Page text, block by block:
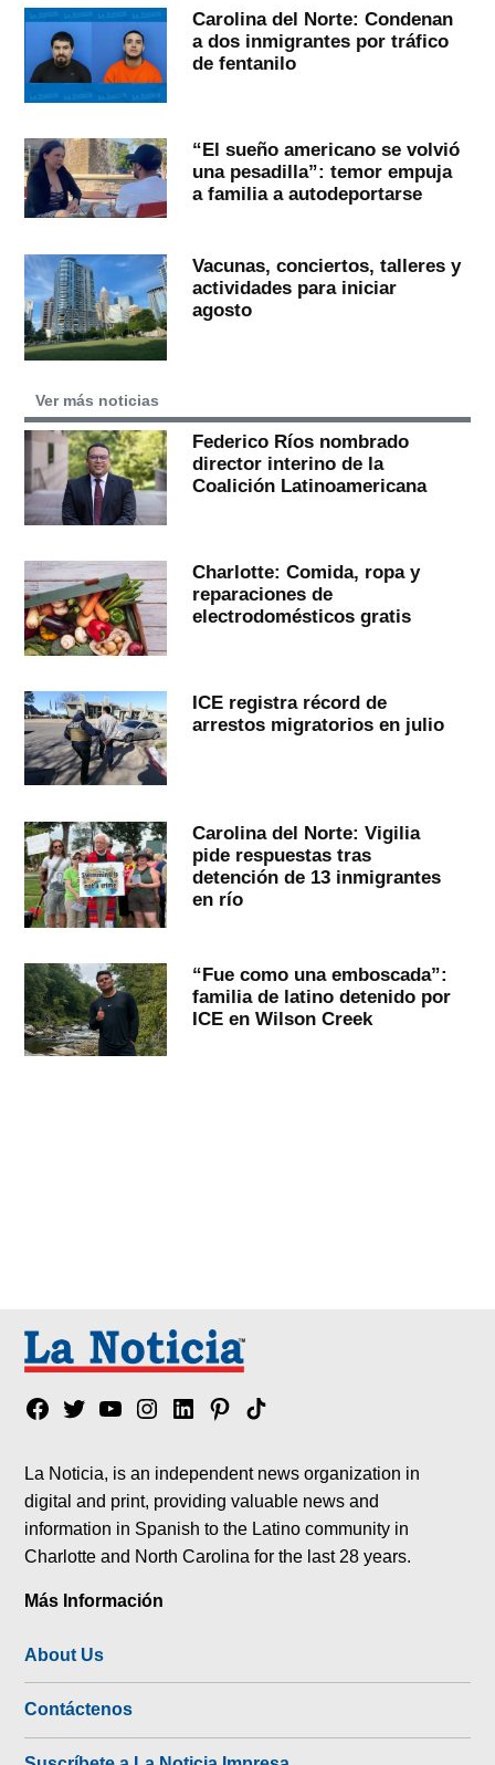
Carolina del Norte: Condenan
a dos inmigrantes por tráfico
de fentanilo
“El sueño americano se volvió
una pesadilla”: temor empuja
a familia a autodeportarse
Vacunas, conciertos, talleres y
actividades para iniciar
agosto
Ver más noticias
Federico Ríos nombrado
director interino de la
Coalición Latinoamericana
Charlotte: Comida, ropa y
reparaciones de
electrodomésticos gratis
ICE registra récord de
arrestos migratorios en julio
Carolina del Norte: Vigilia
pide respuestas tras
detención de 13 inmigrantes
en río
“Fue como una emboscada”:
familia de latino detenido por
ICE en Wilson Creek
Facebook
TwitterYouTubeInstagram
LinkedinPinterest
Tik
La Noticia, is an independent news organization in
digital and print, providing valuable news and
information in Spanish to the Latino community in
Charlotte and North Carolina for the last 28 years.
Más Información
About Us
Contáctenos